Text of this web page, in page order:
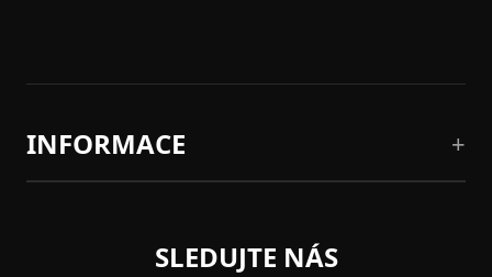
INFORMACE
SLEDUJTE NÁS